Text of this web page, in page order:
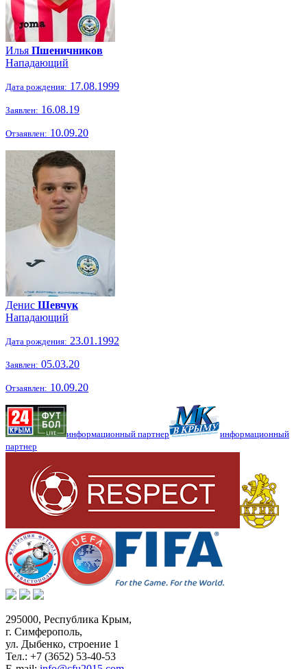
Илья Пшеничников
Нападающий
Дата рождения: 17.08.1999
Заявлен: 16.08.19
Отзаявлен: 10.09.20
Денис Шевчук
Нападающий
Дата рождения: 23.01.1992
Заявлен: 05.03.20
Отзаявлен: 10.09.20
информационный партнер
информационный
партнер
295000, Республика Крым,
г. Симферополь,
ул. Дыбенко, строение 1
Тел.: +7 (3652) 53-40-53